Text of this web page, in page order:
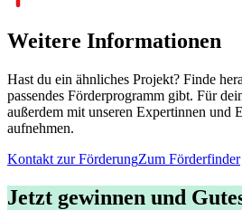
Weitere Informationen
Hast du ein ähnliches Projekt? Finde
passendes Förderprogramm gibt. Für
außerdem mit unseren Expertinnen und
aufnehmen.
Kontakt zur FörderungZum Förderfinder
Jetzt gewinnen und